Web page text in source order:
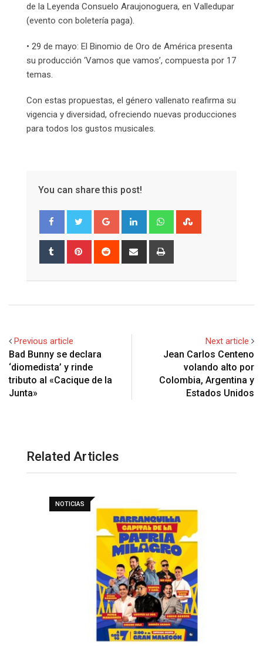
de la Leyenda Consuelo Araujonoguera, en Valledupar
(evento con boletería paga).
• 29 de mayo: El Binomio de Oro de América presenta
su producción ‘Vamos que vamos’, compuesta por 17
temas.
Con estas propuestas, el género vallenato reafirma su
vigencia y diversidad, ofreciendo nuevas producciones
para todos los gustos musicales.
You can share this post!
Google+ LinkedIn Whatsapp
Tumblr Pinterest Reddit
Share
Previous article
Bad Bunny se declara
‘diomedista’ y rinde
tributo al «Cacique de la
Junta»
Next article
Jean Carlos Centeno
volando alto por
Colombia, Argentina y
Estados Unidos
Related Articles
NOTICIAS